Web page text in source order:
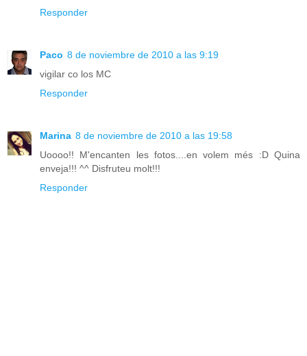
Responder
Paco 8 de noviembre de 2010 a las 9:19
vigilar co los MC
Responder
Marina 8 de noviembre de 2010 a las 19:58
Uoooo!! M'encanten les fotos....en volem més :D Quina
enveja!!! ^^ Disfruteu molt!!!
Responder